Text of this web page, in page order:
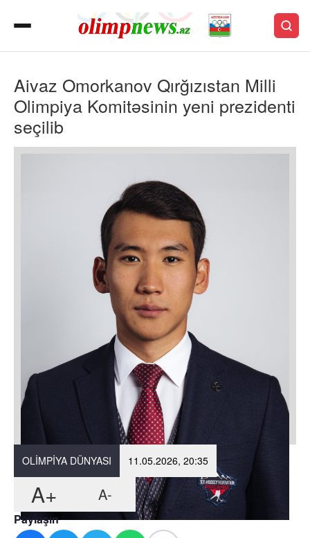
Aivaz Omorkanov Qırğızıstan Milli
Olimpiya Komitəsinin yeni prezidenti
seçilib
OLIMPIYA DÜNYASI 11.05.2026, 20:35
A+ A-
Paylaşın